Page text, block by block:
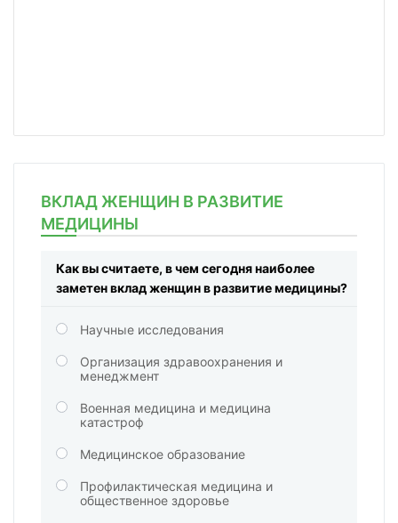
ВКЛАД ЖЕНЩИН В РАЗВИТИЕ
МЕДИЦИНЫ
Как вы считаете, в чем сегодня наиболее
заметен вклад женщин в развитие медицины?
Научные исследования
Организация здравоохранения и
менеджмент
Военная медицина и медицина
катастроф
Медицинское образование
Профилактическая медицина и
общественное здоровье